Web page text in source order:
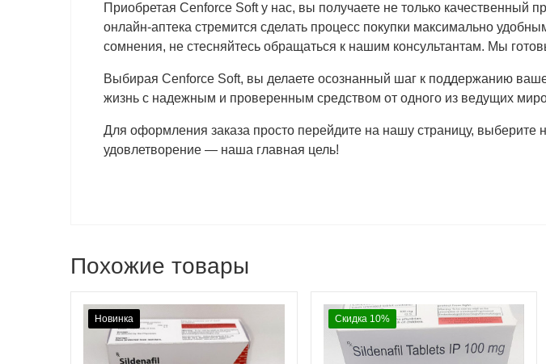
Приобретая Cenforce Soft у нас, вы получаете не только
онлайн-аптека стремится сделать процесс покупки максимально
сомнения, не стесняйтесь обращаться к нашим консультантам. Мы
Выбирая Cenforce Soft, вы делаете осознанный шаг к поддержанию
жизнь с надежным и проверенным средством от одного из ведущих
Для оформления заказа просто перейдите на нашу страницу,
удовлетворение — наша главная цель!
Похожие товары
Новинка Скидка 10%